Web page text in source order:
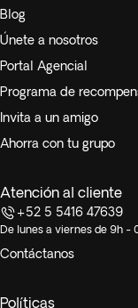
Blog
Únete a nosotros
Portal Agencial
Programa de
Invita a un amigo
Ahorra con tu grupo
Atención al cliente
+52 5 5416 47639
De lunes a viernes de 9h -
Contáctanos
Políticas